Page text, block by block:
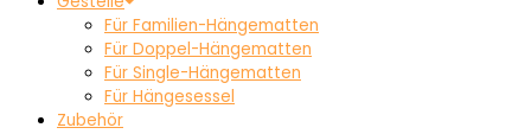
Für Familien-Hängematten
Für Doppel-Hängematten
Für Single-Hängematten
Für Hängesessel
Zubehör